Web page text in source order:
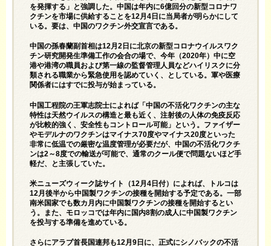
を発揮する」と強調した。中国は年内に6億回分の新型コロナワ
クチンを市場に供給することを12月4日に当局者が明らかにして
いる。要は、中国のワクチン外交宣言である。
中国の孫春蘭副首相は12月2日に北京の新型コロナウイルスワク
チン研究開発生準備工作の会合の場で、今年（2020年）中に空
港や港湾の職員および第一線の監督管理人員などハイリスクに分
類される職業から緊急使用を認めていく、としている。軍や医療
関係者にはすでに投与が始まっている。
中国工程院の王軍志院士によれば「中国の不活化ワクチンの主な
特性は天然ウイルスの構造と最も近く、注射後の人体の免疫反応
が比較的強く、安全性もコントロール可能」という。ファイザー
やモデルナのワクチンはマイナス70度やマイナス20度といった
非常に低温での厳密な温度管理が必要だが、中国の不活化ワクチ
ンは2～8度での輸送が可能で、通常のクール便で問題ないほど手
軽だ、と主張していた。
米ニューズウィーク誌サイト（12月4日付）によれば、トルコは
12月後半から中国製ワクチンの接種を開始する予定である。一部
南米国家でも数カ月内に中国製ワクチンの接種を開始するとい
う。また、モロッコでは年内に国内8割の成人に中国製ワクチン
を投与する準備を進めている。
さらにアラブ首長国連邦も12月9日に、正式にシノバックの不活